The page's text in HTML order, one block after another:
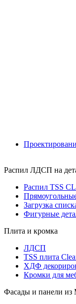
Распил ЛДСП на
Распил TSS
Загрузка
Фигурные
Плита и кромка
ЛДСП
TSS плита
ХДФ
Кромки для
Фасады и панели